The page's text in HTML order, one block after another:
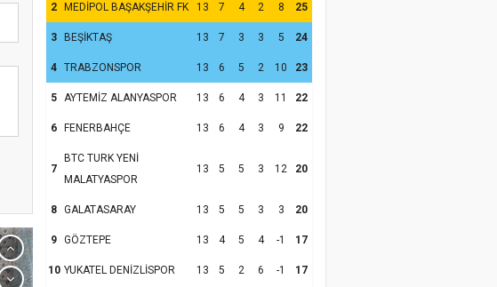
2 MEDİPOL BAŞAKŞEHİR FK 13 7 4 2 8 25
3 BEŞİKTAŞ 13 7 3 3 5 24
4 TRABZONSPOR 13 6 5 2 10 23
5 AYTEMİZ ALANYASPOR 13 6 4 3 11 22
6 FENERBAHÇE 13 6 4 3 9 22
7
BTC TURK YENİ
MALATYASPOR
13 5 5 3 12 20
8 GALATASARAY 13 5 5 3 3 20
9 GÖZTEPE 13 4 5 4 -1 17
10 YUKATEL DENİZLİSPOR 13 5 2 6 -1 17